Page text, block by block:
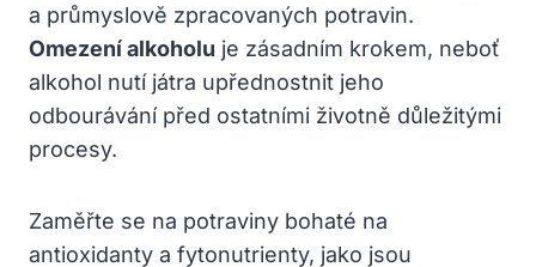
a průmyslově zpracovaných potravin.
Omezení alkoholu je zásadním krokem, neboť
alkohol nutí játra upřednostnit jeho
odbourávání před ostatními životně důležitými
procesy.
Zaměřte se na potraviny bohaté na
antioxidanty a fytonutrienty, jako jsou